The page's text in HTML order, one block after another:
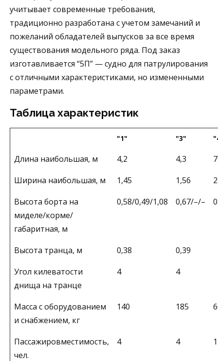
учитывает современные требования,
традиционно разработана с учетом замечаний и
пожеланий обладателей выпусков за все время
существования модельного ряда. Под заказ
изготавливается “5П” — судно для патрулирования
с отличными характеристиками, но измененными
параметрами.
Таблица характеристик
"1" "3"
Длина наибольшая, м 4,2 4,3
Ширина наибольшая, м
1,45 1,56
Высота борта на
миделе/корме/
габаритная, м
0,58/0,49/1,08 0,67/–/–
Высота транца, м 0,38
0,39
Угол килеватости
днища на транце
4 4
Масса с оборудованием
и снабжением, кг
140 185
Пассажировместимость,
чел.
4 4